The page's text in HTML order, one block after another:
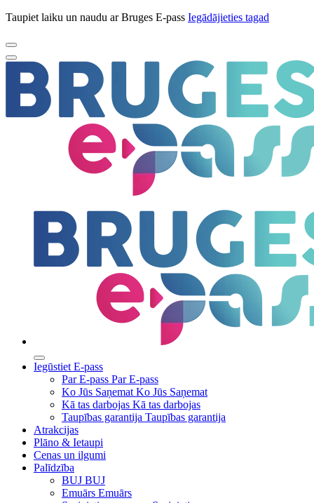
Taupiet laiku un naudu ar Bruges E-pass Iegādājieties tagad
Iegūstiet E-pass
Par E-pass Par E-pass
Ko Jūs Saņemat Ko Jūs Saņemat
Kā tas darbojas Kā tas darbojas
Taupības garantija Taupības garantija
Atrakcijas
Plāno & Ietaupi
Cenas un ilgumi
Palīdzība
BUJ BUJ
Emuārs Emuārs